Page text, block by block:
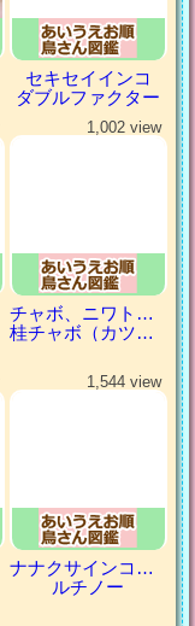
セキセイインコ
ダブルファクター
1,002 view
チャボ、ニワトリの仲間
桂チャボ（カツラチャボ）
1,544 view
ナナクサインコ（七草インコ）
ルチノー